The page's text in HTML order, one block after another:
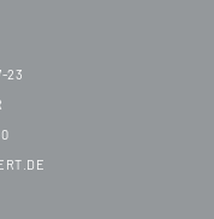
23